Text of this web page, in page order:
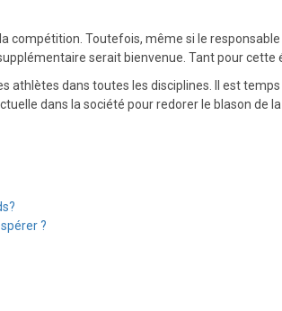
Toutefois, même si le responsable
serait bienvenue. Tant pour cette
athlètes dans toutes les disciplines. Il est
dans la société pour redorer le blason
?